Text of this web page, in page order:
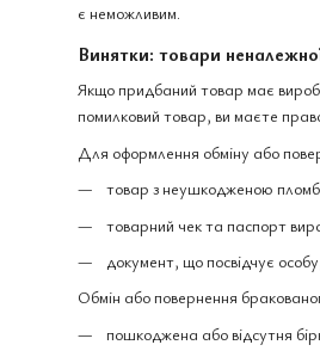
є неможливим.
Винятки: товари
Якщо придбаний товар має
помилковий товар, ви маєте
Для оформлення обміну або
товар з неушкодженою
товарний чек та паспорт
документ, що посвідчує
Обмін або повернення
пошкоджена або відсутня